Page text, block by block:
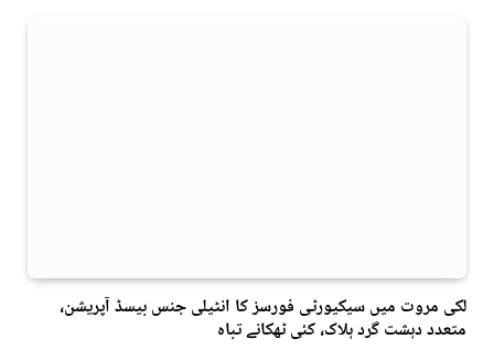
لکی مروت میں سیکیورٹی فورسز کا انٹیلی جنس بیسڈ آپریشن،
متعدد دہشت گرد ہلاک، کئی ٹھکانے تباہ